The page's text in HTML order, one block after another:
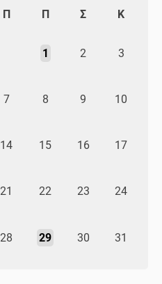
Π Π Σ Κ
1 2 3
7 8 9 10
14 15 16 17
21 22 23 24
28 29 30 31